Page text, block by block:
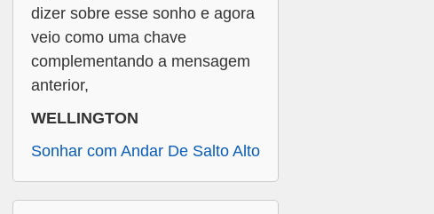
dizer sobre esse sonho e agora
veio como uma chave
complementando a mensagem
anterior,
WELLINGTON
Sonhar com Andar De Salto Alto